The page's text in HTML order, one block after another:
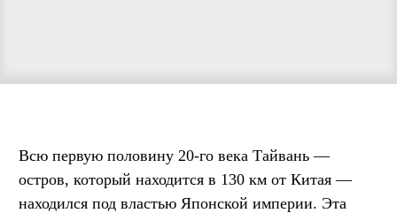
Всю первую половину 20-го века Тайвань —
остров, который находится в 130 км от Китая —
находился под властью Японской империи. Эта